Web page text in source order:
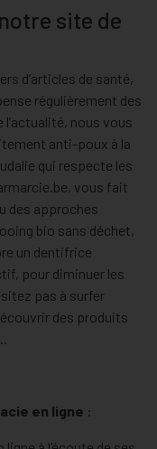
site de
d’articles de santé,
régulièrement des
nous vous
anti-poux à la
qui respecte les
vous fait
des approches
bio sans déchet,
un dentifrice
pour diminuer les
pas à surfer
des produits
en ligne :